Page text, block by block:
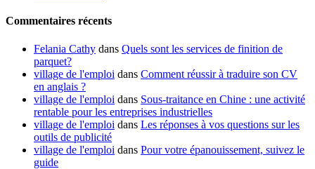
Commentaires récents
Felania Cathy dans Quels sont les services de finition de
parquet?
village de l'emploi dans Comment réussir à traduire son CV
en anglais ?
village de l'emploi dans Sous-traitance en Chine : une activité
rentable pour les entreprises industrielles
village de l'emploi dans Les réponses à vos questions sur les
outils de publicité
village de l'emploi dans Pour votre épanouissement, suivez le
guide